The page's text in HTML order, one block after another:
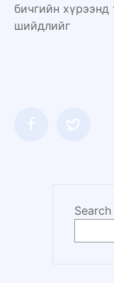
бичгийн хүрээнд
шийдлийг
Search